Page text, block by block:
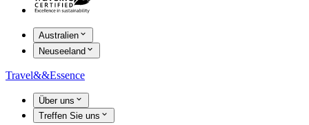
Australien
Neuseeland
Travel&&Essence
Über uns
Treffen Sie uns